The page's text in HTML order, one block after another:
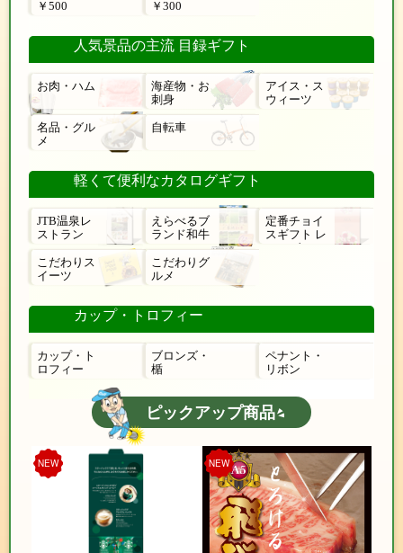
￥500 ￥300
人気景品の主流 目録ギフト
お肉・ハム
海産物・お
刺身
アイス・ス
ウィーツ
名品・グル
メ
自転車
軽くて便利なカタログギフト
JTB温泉レ
ストラン
えらべるブ
ランド和牛
定番チョイ
スギフト レ
ローゼ
こだわりス
イーツ
こだわりグ
ルメ
カップ・トロフィー
カップ・ト
ロフィー
ブロンズ・
楯
ペナント・
リボン
ピックアップ商品
NEW NEW